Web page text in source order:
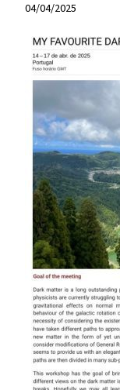
04/04/2025